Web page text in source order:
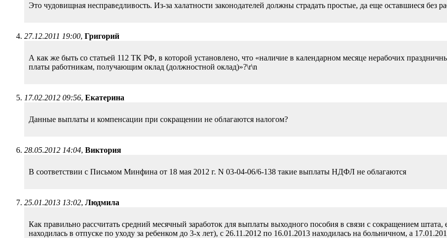
Это чудовищная несправедливость. Из-за халатности законодателей должны страдать простые, да еще оставшиеся без
27.12.2011 19:00, Григорий
А как же быть со статьей 112 ТК РФ, в которой установлено, что «наличие в календарном месяце нерабочих
платы работникам, получающим оклад (должностной оклад)»?\r\n
17.02.2012 09:56, Екатерина
Данные выплаты и компенсации при сокращении не облагаются налогом?
28.05.2012 14:04, Виктория
В соответствии с Письмом Минфина от 18 мая 2012 г. N 03-04-06/6-138 такие выплаты НДФЛ не облагаются
25.01.2013 13:02, Людмила
Как правильно рассчитать средний месячный заработок для выплаты выходного пособия в связи с сокращением штата,
находилась в отпуске по уходу за ребенком до 3-х лет), с 26.11.2012 по 16.01.2013 находилась на больничном, а